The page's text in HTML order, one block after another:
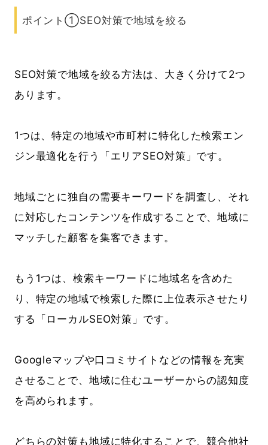
ポイント①SEO対策で地域を絞る
SEO対策で地域を絞る方法は、大きく分けて2つ
あります。
1つは、特定の地域や市町村に特化した検索エン
ジン最適化を行う「エリアSEO対策」です。
地域ごとに独自の需要キーワードを調査し、それ
に対応したコンテンツを作成することで、地域に
マッチした顧客を集客できます。
もう1つは、検索キーワードに地域名を含めた
り、特定の地域で検索した際に上位表示させたり
する「ローカルSEO対策」です。
Googleマップや口コミサイトなどの情報を充実
させることで、地域に住むユーザーからの認知度
を高められます。
どちらの対策も地域に特化することで、競合他社